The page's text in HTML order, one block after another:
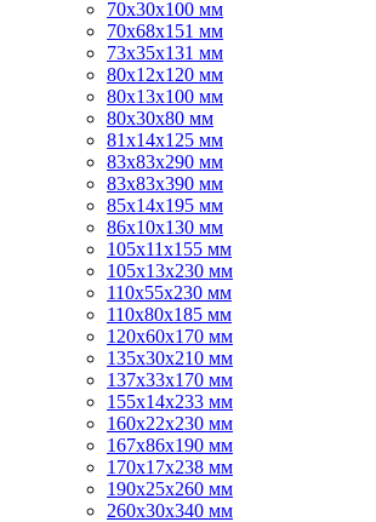
70х30х100 мм
70х68х151 мм
73х35х131 мм
80х12х120 мм
80х13х100 мм
80х30х80 мм
81х14х125 мм
83х83х290 мм
83х83х390 мм
85х14х195 мм
86х10х130 мм
105х11х155 мм
105х13х230 мм
110х55х230 мм
110х80х185 мм
120х60х170 мм
135х30х210 мм
137х33х170 мм
155х14х233 мм
160х22х230 мм
167х86х190 мм
170х17х238 мм
190х25х260 мм
260х30х340 мм